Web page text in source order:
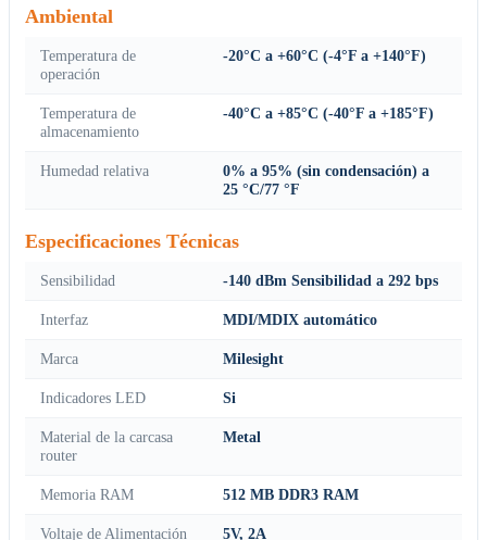
Ambiental
Temperatura de
operación
-20°C a +60°C (-4°F a +140°F)
Temperatura de
almacenamiento
-40°C a +85°C (-40°F a +185°F)
Humedad relativa
0% a 95% (sin condensación) a
25 °C/77 °F
Especificaciones Técnicas
Sensibilidad -140 dBm Sensibilidad a 292 bps
Interfaz MDI/MDIX automático
Marca Milesight
Indicadores LED Si
Material de la carcasa
router
Metal
Memoria RAM 512 MB DDR3 RAM
Voltaje de Alimentación 5V, 2A